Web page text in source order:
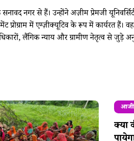
नगर से हैं। उन्होंने अज़ीम प्रेमजी
प्रोग्राम में एग्ज़ीक्यूटिव के रूप में कार्यरत
लैंगिक न्याय और ग्रामीण नेतृत्व से जुड़े
क्या